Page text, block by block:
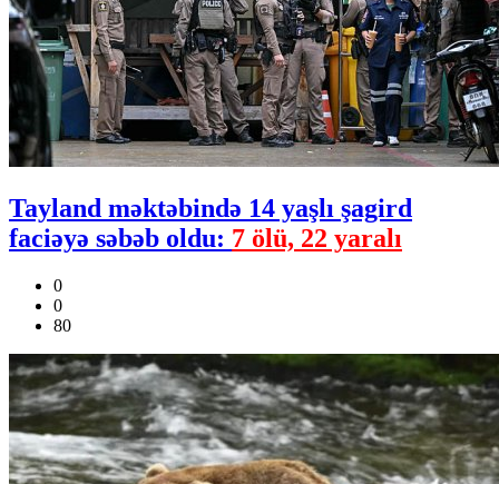
Tayland məktəbində 14 yaşlı şagird
faciəyə səbəb oldu: 7 ölü, 22 yaralı
0
0
80